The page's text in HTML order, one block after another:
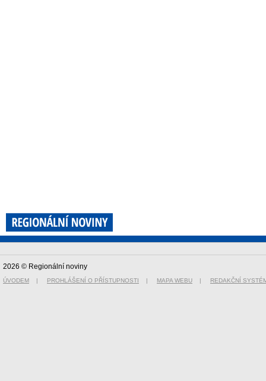
2026 © Regionální noviny
ÚVODEM | PROHLÁŠENÍ O PŘÍSTUPNOSTI | MAPA WEBU | REDAKČNÍ